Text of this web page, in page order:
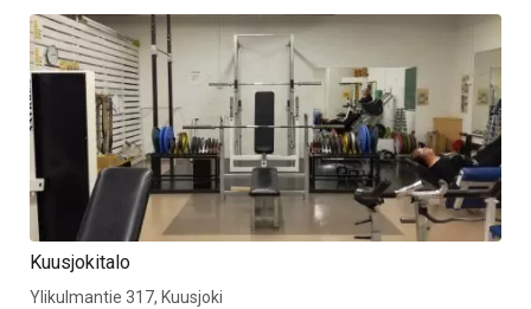
Kuusjokitalo
Ylikulmantie 317, Kuusjoki